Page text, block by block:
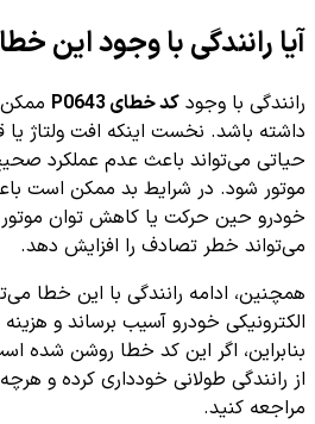
آیا رانندگی با وجود این
رانندگی با وجود کد خطای P0643
داشته باشد. نخست اینکه افت ولتاژ
حیاتی می‌تواند باعث عدم عملکرد
موتور شود. در شرایط بد ممکن است
خودرو حین حرکت یا کاهش توان
می‌تواند خطر تصادف را افزایش دهد.
همچنین، ادامه رانندگی با این خطا
الکترونیکی خودرو آسیب برساند و
بنابراین، اگر این کد خطا روشن شده
از رانندگی طولانی خودداری کرده و
مراجعه کنید.